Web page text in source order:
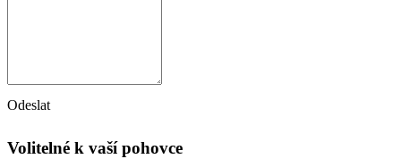
Odeslat
Volitelné k vaší pohovce